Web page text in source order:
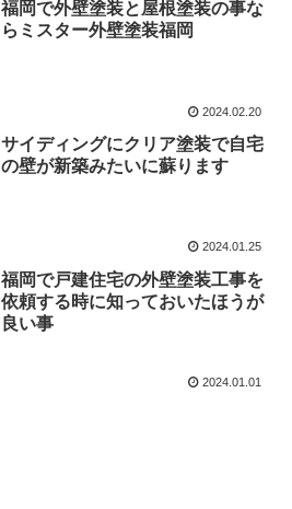
福岡で外壁塗装と屋根塗装の事な
らミスター外壁塗装福岡
2024.02.20
サイディングにクリア塗装で自宅
の壁が新築みたいに蘇ります
2024.01.25
福岡で戸建住宅の外壁塗装工事を
依頼する時に知っておいたほうが
良い事
2024.01.01